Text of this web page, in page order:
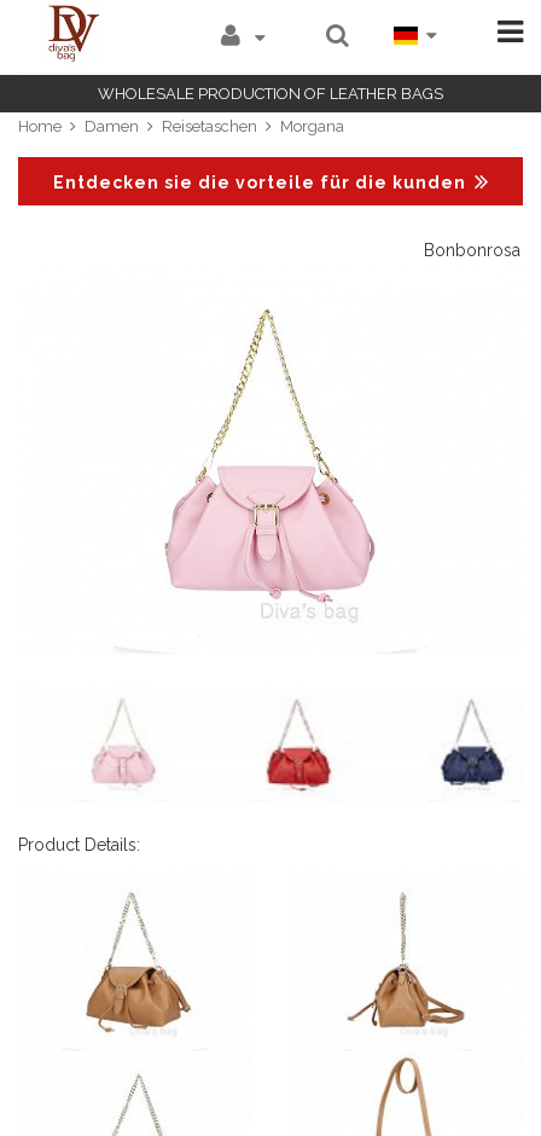
WHOLESALE PRODUCTION OF LEATHER BAGS
Home
Damen Reisetaschen Morgana
Entdecken sie die vorteile für die kunden
Bonbonrosa
Product Details: